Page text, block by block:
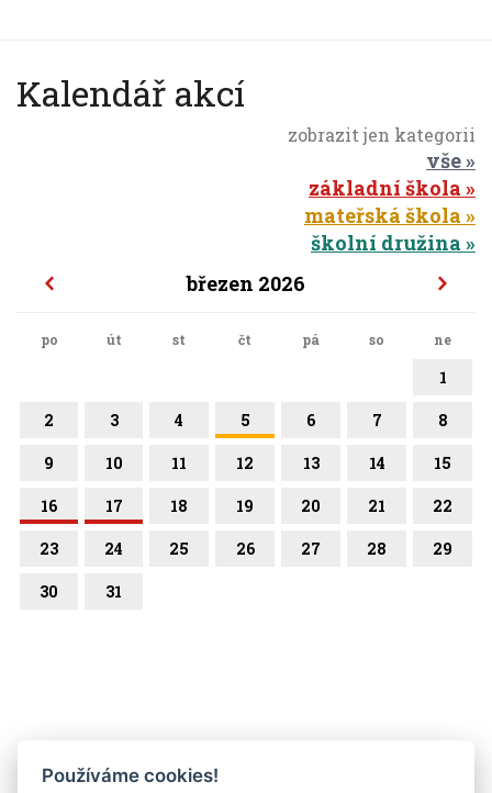
Kalendář akcí
zobrazit jen kategorii
vše
základní škola
mateřská škola
školní družina
březen 2026
po út st čt pá so ne
1
2 3 4 5 6 7 8
9 10 11 12 13 14 15
16 17 18 19 20 21 22
23 24 25 26 27 28 29
30 31
Používáme cookies!